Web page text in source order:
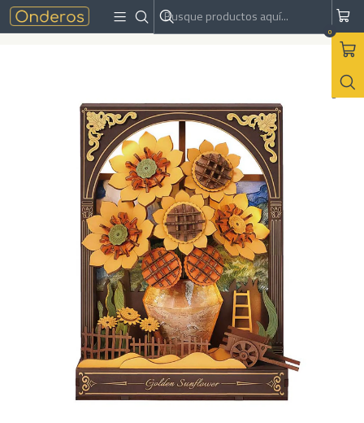
0
Inicio Armables Madera
Golden Sunflower de Madera Armable | Rowood